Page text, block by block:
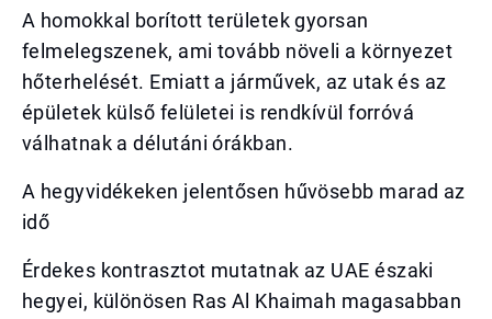
A homokkal borított területek gyorsan
felmelegszenek, ami tovább növeli a környezet
hőterhelését. Emiatt a járművek, az utak és az
épületek külső felületei is rendkívül forróvá
válhatnak a délutáni órákban.
A hegyvidékeken jelentősen hűvösebb marad az
idő
Érdekes kontrasztot mutatnak az UAE északi
hegyei, különösen Ras Al Khaimah magasabban